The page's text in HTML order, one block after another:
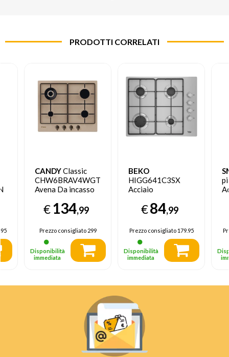
PRODOTTI CORRELATI
CANDYClassic
CHW6BRAV4WGT
Avena Da incasso
Fornello(i)
€134,99
Prezzo consigliato299
Disponibilità
immediata
BEKO
HIGG641C3SX
Acciaio
incasso 60 cm Gas
4 Fornello(i)
€84,99
Prezzo consigliato179.95
Disponibilità
immediata